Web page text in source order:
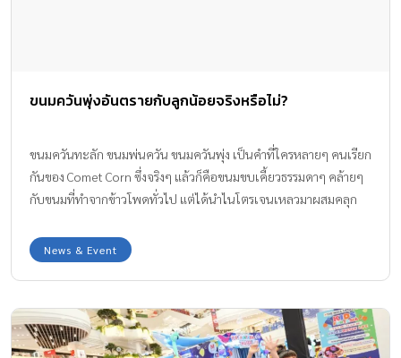
ขนมควันพุ่งอันตรายกับลูกน้อยจริงหรือไม่?
ขนมควันทะลัก ขนมพ่นควัน ขนมควันพุ่ง เป็นคำที่ใครหลายๆ คนเรียก
กันของ Comet Corn ซึ่งจริงๆ แล้วก็คือขนมขบเคี้ยวธรรมดาๆ คล้ายๆ
กับขนมที่ทำจากข้าวโพดทั่วไป แต่ได้นำไนโตรเจนเหลวมาผสมคลุก
ทำให้เป็น ขนมอันตราย จริงหรือไม่?
News & Event